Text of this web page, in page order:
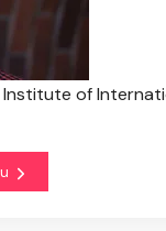
of